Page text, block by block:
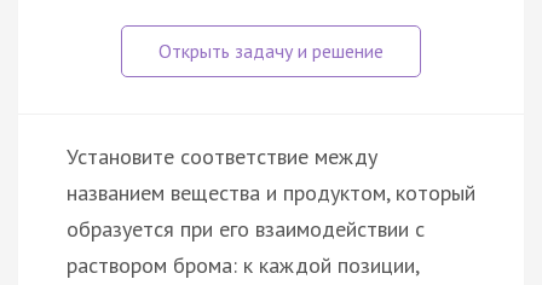
Установите соответствие между
названием вещества и продуктом, который
образуется при его взаимодействии с
раствором брома: к каждой позиции,